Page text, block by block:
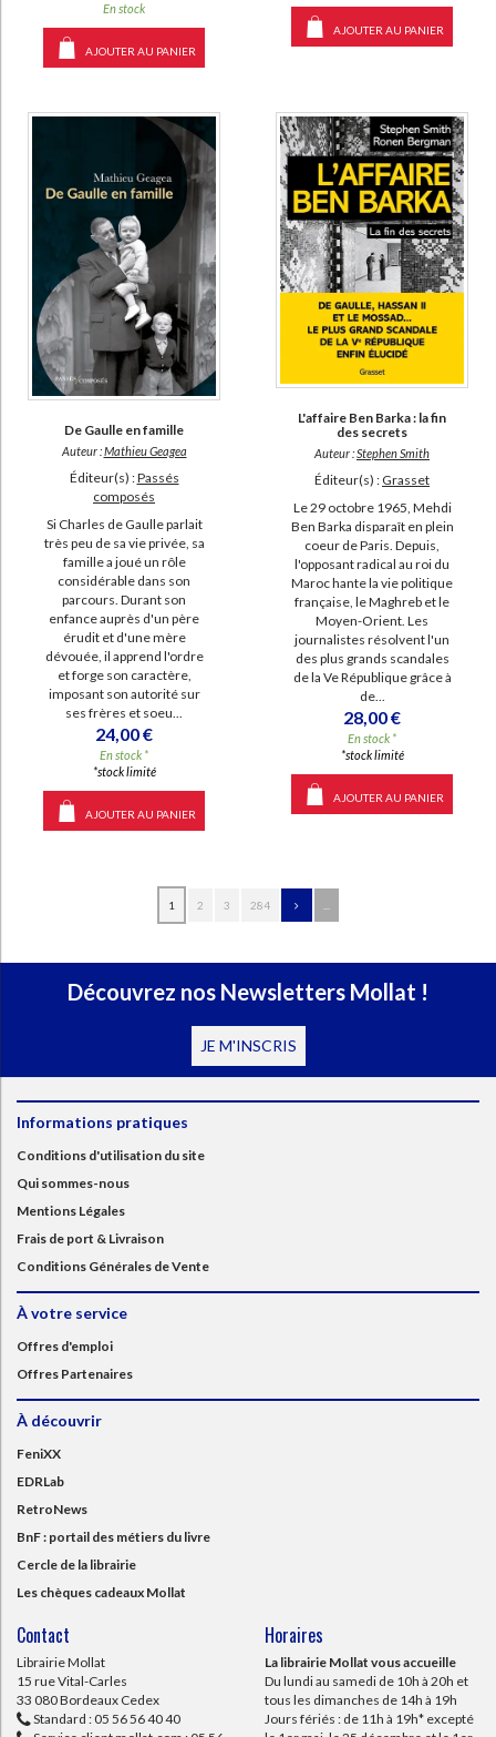
En stock
AJOUTER AU PANIER
AJOUTER AU PANIER
De Gaulle en famille
Auteur :Mathieu Geagea
Éditeur(s) :Passés
composés
Si Charles de Gaulle parlait
très peu de sa vie privée, sa
famille a joué un rôle
considérable dans son
parcours. Durant son
enfance auprès d'un père
érudit et d'une mère
dévouée, il apprend l'ordre
et forge son caractère,
imposant son autorité sur
ses frères et soeu...
24,00 €
En stock *
*stock limité
AJOUTER AU PANIER
L'affaire Ben Barka : la fin
des secrets
Auteur :Stephen Smith
Éditeur(s) : Grasset
Le 29 octobre 1965, Mehdi
Ben Barka disparaît en plein
coeur de Paris. Depuis,
l'opposant radical au roi du
Maroc hante la vie politique
française, le Maghreb et le
Moyen-Orient. Les
journalistes résolvent l'un
des plus grands scandales
de la Ve République grâce à
de...
28,00 €
En stock *
*stock limité
AJOUTER AU PANIER
1 2 3 284 ...
Découvrez nos Newsletters Mollat !
JE M'INSCRIS
Informations pratiques
Conditions d'utilisation du site
Qui sommes-nous
Mentions Légales
Frais de port & Livraison
Conditions Générales de Vente
À votre service
Offres d'emploi
Offres Partenaires
À découvrir
FeniXX
EDRLab
RetroNews
BnF : portail des métiers du livre
Cercle de la librairie
Les chèques cadeaux Mollat
Contact
Librairie Mollat
15 rue Vital-Carles
33 080 Bordeaux Cedex
Standard : 05 56 56 40 40
Horaires
La librairie Mollat vous accueille
Du lundi au samedi de 10h à 20h et
tous les dimanches de 14h à 19h
Jours fériés : de 11h à 19h* excepté